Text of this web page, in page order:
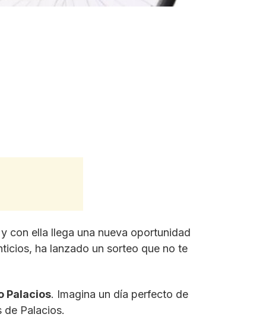
con ella llega una nueva oportunidad
ha lanzado un sorteo que no te
Palacios. Imagina un día perfecto de
Palacios.